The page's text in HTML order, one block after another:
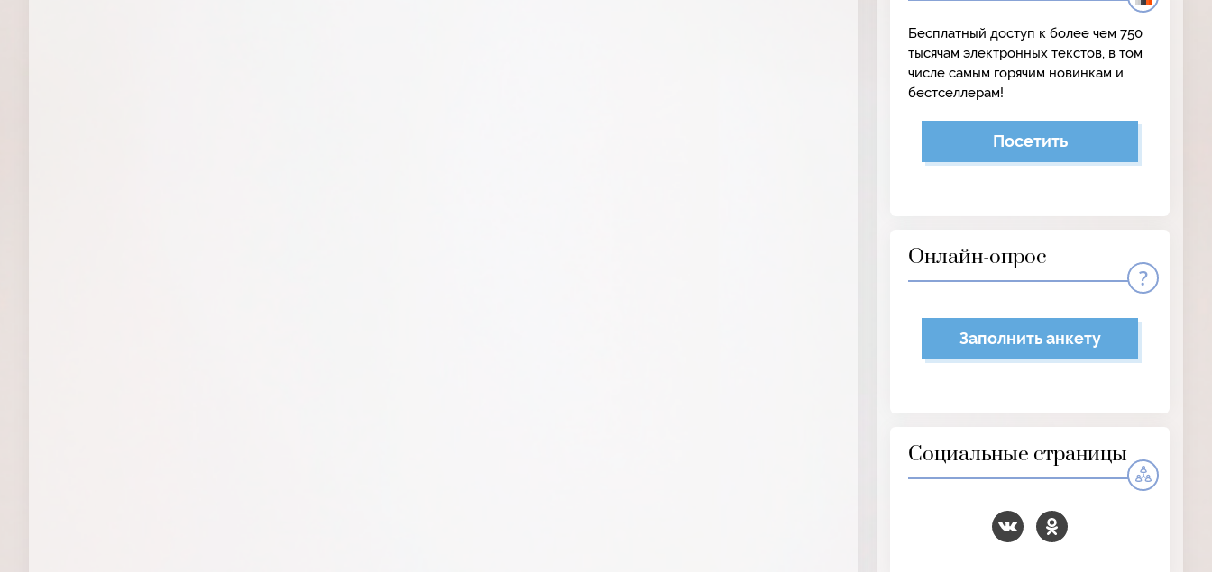
Бесплатный доступ к более чем 750
тысячам электронных текстов, в том
числе самым горячим новинкам и
бестселлерам!
Посетить
Онлайн-опрос
Заполнить анкету
Социальные страницы